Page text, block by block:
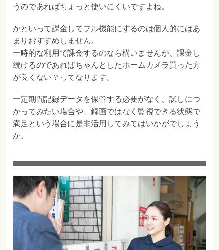
うのであればちょっと使いにくいですよね。
かといって課金してフル機能にするのは個人的にはあ
まりおすすめしません。
一時的な利用で課金するのなら構いませんが、課金し
続けるのであればちゃんとしたホームカメラ買った方
が良くない？ってなります。
一定期間記録データを保管する必要がなく、試しにつ
かってみたい場合や、録画ではなく監視できる状態で
満足という場合に是非活用してみてはいかがでしょう
か。